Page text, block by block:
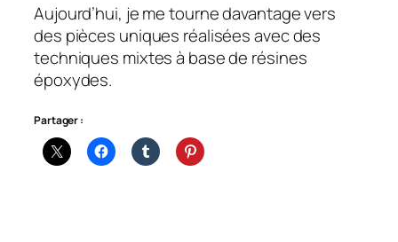
Aujourd’hui, je me tourne davantage vers
des pièces uniques réalisées avec des
techniques mixtes à base de résines
époxydes.
Partager :